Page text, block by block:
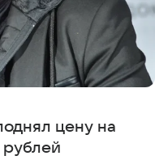
цену на
рублей